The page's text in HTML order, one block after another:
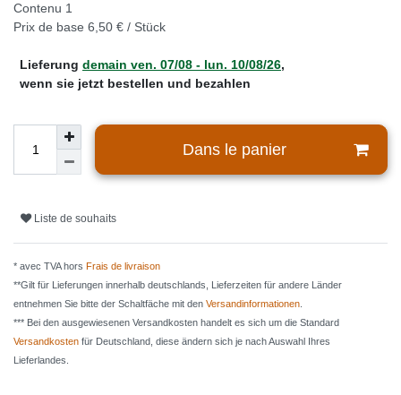
Contenu 1
Prix de base 6,50 € / Stück
Lieferung demain ven. 07/08 - lun. 10/08/26,
wenn sie jetzt bestellen und bezahlen
Dans le panier
Liste de souhaits
* avec TVA hors Frais de livraison
**Gilt für Lieferungen innerhalb deutschlands, Lieferzeiten für andere Länder
entnehmen Sie bitte der Schaltfäche mit den Versandinformationen
*** Bei den ausgewiesenen Versandkosten handelt es sich um die Standard
Versandkosten für Deutschland, diese ändern sich je nach Auswahl Ihres
Lieferlandes.